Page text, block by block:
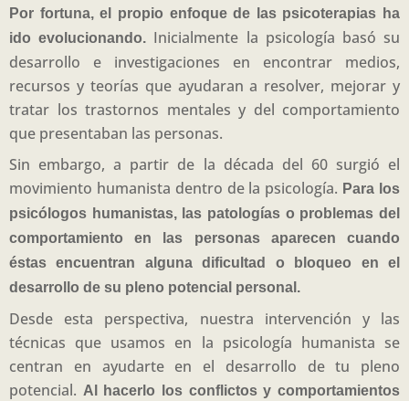
Por fortuna, el propio enfoque de las psicoterapias ha
ido evolucionando. Inicialmente la psicología basó su
desarrollo e investigaciones en encontrar medios,
recursos y teorías que ayudaran a resolver, mejorar y
tratar los trastornos mentales y del comportamiento
que presentaban las personas.
Sin embargo, a partir de la década del 60 surgió el
movimiento humanista dentro de la psicología. Para los
psicólogos humanistas, las patologías o problemas del
comportamiento en las personas aparecen cuando
éstas encuentran alguna dificultad o bloqueo en el
desarrollo de su pleno potencial personal.
Desde esta perspectiva, nuestra intervención y las
técnicas que usamos en la psicología humanista se
centran en ayudarte en el desarrollo de tu pleno
potencial. Al hacerlo los conflictos y comportamientos